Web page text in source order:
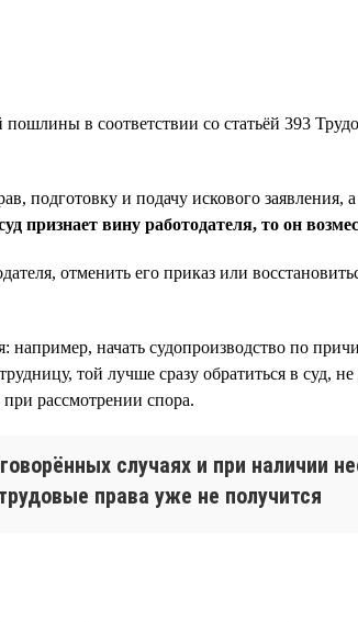
в соответствии со статьёй 393
подготовку и подачу искового
признает вину работодателя, то он
отменить его приказ или
например, начать судопроизводство по
той лучше сразу обратиться в суд,
рассмотрении спора.
случаях и при наличии
права уже не получится